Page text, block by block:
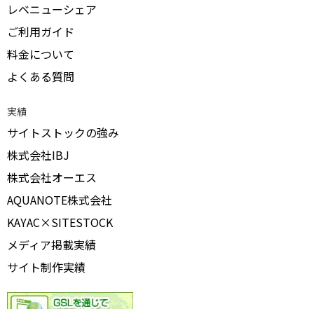
レベニューシェア
ご利用ガイド
料金について
よくある質問
実績
サイトストックの強み
株式会社IBJ
株式会社オーエス
AQUANOTE株式会社
KAYAC×SITESTOCK
メディア掲載実績
サイト制作実績